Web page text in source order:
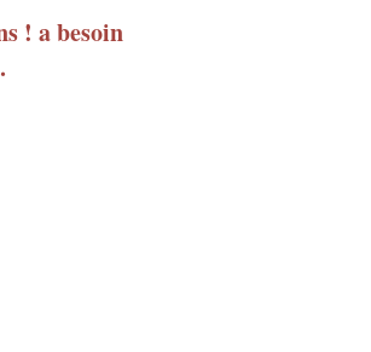
! a besoin